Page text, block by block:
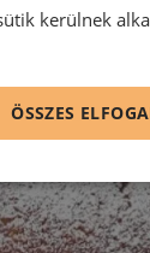
kerülnek
ÖSSZES